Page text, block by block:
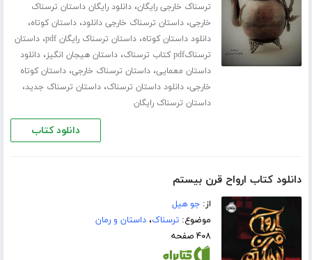
ترسناک خارجی رایگان،دانلود رایگان داستان ترسناک
خارجی،داستان ترسناک خارجی دانلود،داستان کوتاه،
دانلود داستان کوتاه،داستان ترسناک رایگان pdf ،داستان
ترسناکpdf کتاب ترسناک
،داستان هیجان انگیز،دانلود
داستان معمایی،داستان ترسناک خارجی،داستان کوتاه
خارجی،دانلود داستان ترسناک،داستان ترسناک جدید،
داستان ترسناک رایگان
دانلود کتاب
دانلود کتاب ارواح قرن بیستم
از:جو ھیل
موضوع:ترسناک،داستان و رمان
۴۰۸ صفحه